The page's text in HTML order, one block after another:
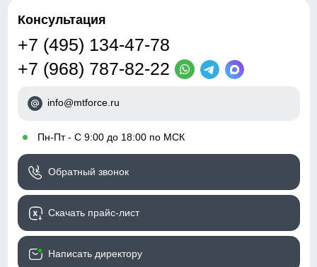
Консультация
+7 (495) 134-47-78
+7 (968) 787-82-22
info@mtforce.ru
• Пн-Пт - С 9:00 до 18:00 по МСК
Обратный звонок
Скачать прайс-лист
Написать директору